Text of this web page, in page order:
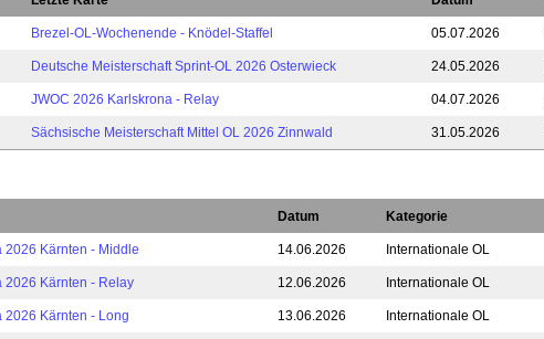
Brezel-OL-Wochenende - Knödel-Staffel 05.07.2026
Deutsche Meisterschaft Sprint-OL 2026 Osterwieck 24.05.2026
JWOC 2026 Karlskrona - Relay 04.07.2026
Sächsische Meisterschaft Mittel OL 2026 Zinnwald 31.05.2026
Datum Kategorie
2026 Kärnten - Middle 14.06.2026 Internationale OL
2026 Kärnten - Relay 12.06.2026 Internationale OL
2026 Kärnten - Long 13.06.2026 Internationale OL